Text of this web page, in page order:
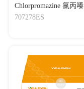
Chlorpromazine 氯丙嗪
707278ES